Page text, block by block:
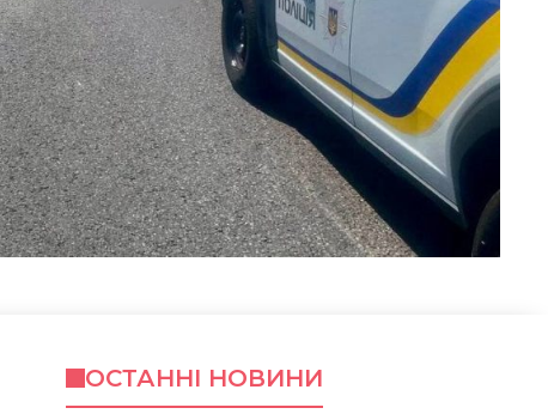
ОСТАННІ НОВИНИ